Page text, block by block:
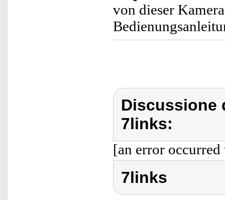
von dieser
Discussione
7links:
[an error
7links